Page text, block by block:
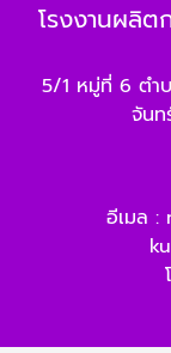
โรงงานผลิ
5/1 หมู่ที่ 6 ตำบ
จันท
อีเมล :